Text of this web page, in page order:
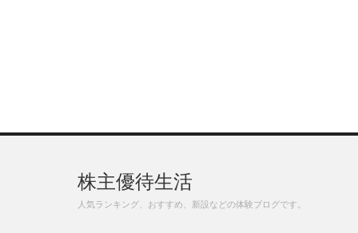
株主優待生活
人気ランキング、おすすめ、新設などの体験ブログです。